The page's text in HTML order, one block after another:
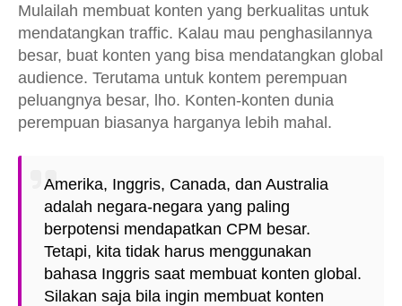
Mulailah membuat konten yang berkualitas untuk
mendatangkan traffic. Kalau mau penghasilannya
besar, buat konten yang bisa mendatangkan global
audience. Terutama untuk kontem perempuan
peluangnya besar, lho. Konten-konten dunia
perempuan biasanya harganya lebih mahal.
Amerika, Inggris, Canada, dan Australia
adalah negara-negara yang paling
berpotensi mendapatkan CPM besar.
Tetapi, kita tidak harus menggunakan
bahasa Inggris saat membuat konten global.
Silakan saja bila ingin membuat konten